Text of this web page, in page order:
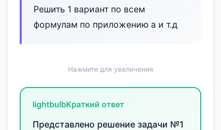
Решить 1 вариант по всем
формулам по приложению а и т.д
Нажмите для увеличения
lightbulbКраткий ответ
Представлено решение задачи №1